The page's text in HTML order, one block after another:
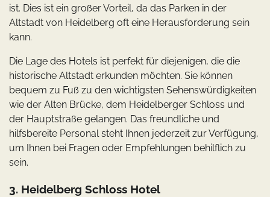
ist. Dies ist ein großer Vorteil, da das Parken in der
Altstadt von Heidelberg oft eine Herausforderung sein
kann.
Die Lage des Hotels ist perfekt für diejenigen, die die
historische Altstadt erkunden möchten. Sie können
bequem zu Fuß zu den wichtigsten Sehenswürdigkeiten
wie der Alten Brücke, dem Heidelberger Schloss und
der Hauptstraße gelangen. Das freundliche und
hilfsbereite Personal steht Ihnen jederzeit zur Verfügung,
um Ihnen bei Fragen oder Empfehlungen behilflich zu
sein.
3. Heidelberg Schloss Hotel